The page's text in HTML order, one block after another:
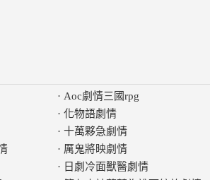
· Aoc劇情三國rpg
· 化物語劇情
· 十萬夥急劇情
· 厲鬼將映劇情
· 日劇冷面獸醫劇情